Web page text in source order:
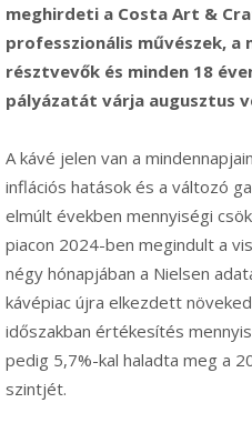
meghirdeti a Costa Art &
professzionális művészek,
résztvevők és minden 18
pályázatát várja augusztus
A kávé jelen van a
inflációs hatások és a változó
elmúlt években mennyiségi
piacon 2024-ben megindult a
négy hónapjában a Nielsen
kávépiac újra elkezdett
időszakban értékesítés
pedig 5,7%-kal haladta meg a
szintjét.